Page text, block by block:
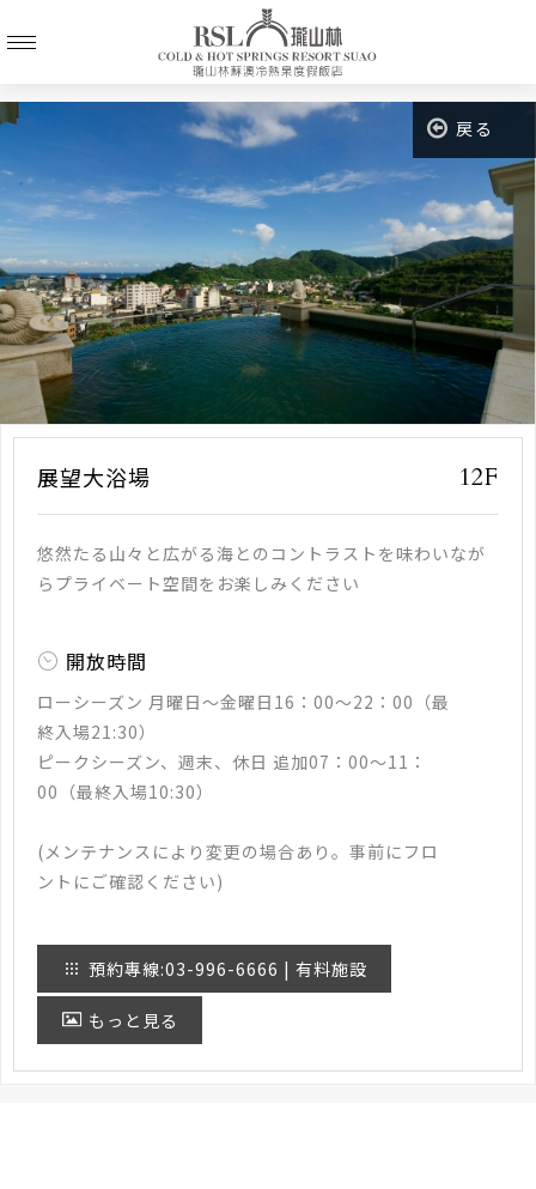
戻る
展望大浴場 12F
悠然たる山々と広がる海とのコントラストを味わいなが
らプライベート空間をお楽しみください
開放時間
ローシーズン 月曜日〜金曜日16：00〜22：00（最
終入場21:30）
ピークシーズン、週末、休日 追加07：00〜11：
00（最終入場10:30）
(メンテナンスにより変更の場合あり。事前にフロ
ントにご確認ください)
預約專線:03-996-6666 | 有料施設
もっと見る